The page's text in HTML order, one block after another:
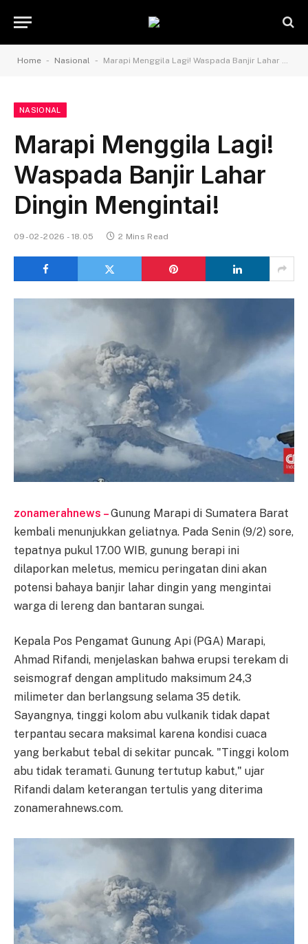
Home - Nasional - Marapi Menggila Lagi! Waspada Banjir Lahar Dingin Mengintai!
NASIONAL
Marapi Menggila Lagi!
Waspada Banjir Lahar
Dingin Mengintai!
09-02-2026 - 18.05 2 Mins Read
zonamerahnews –Gunung Marapi di Sumatera Barat
kembali menunjukkan geliatnya. Pada Senin (9/2) sore,
tepatnya pukul 17.00 WIB, gunung berapi ini
dilaporkan meletus, memicu peringatan dini akan
potensi bahaya banjir lahar dingin yang mengintai
warga di lereng dan bantaran sungai.
Kepala Pos Pengamat Gunung Api (PGA) Marapi,
Ahmad Rifandi, menjelaskan bahwa erupsi terekam di
seismograf dengan amplitudo maksimum 24,3
milimeter dan berlangsung selama 35 detik.
Sayangnya, tinggi kolom abu vulkanik tidak dapat
terpantau secara maksimal karena kondisi cuaca
yang berkabut tebal di sekitar puncak. "Tinggi kolom
abu tidak teramati. Gunung tertutup kabut," ujar
Rifandi dalam keterangan tertulis yang diterima
zonamerahnews.com.